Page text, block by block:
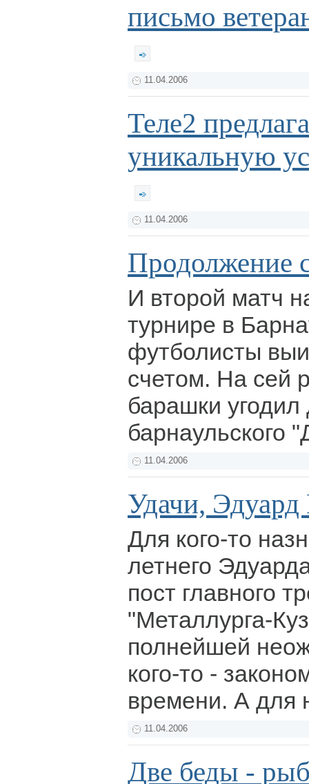
письмо
11.04.2006
Теле2
уникальную
11.04.2006
Продолжение
И второй матч
турнире в
футболисты
счетом. На сей
барашки угодил
барнаульского
11.04.2006
Удачи, Эдуард
Для кого-то
летнего
пост главного
"Металлурга-
полнейшей
кого-то -
времени. А для
11.04.2006
Две беды -